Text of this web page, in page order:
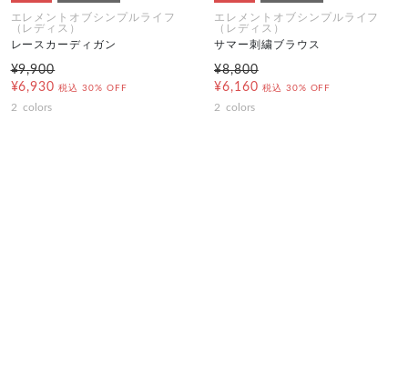
エレメントオブシンプルライフ
（レディス）
レースカーディガン
¥9,900
¥6,930 税込 30% OFF
2 colors
エレメントオブシンプルライフ
（レディス）
サマー刺繍ブラウス
¥8,800
¥6,160 税込 30% OFF
2 colors